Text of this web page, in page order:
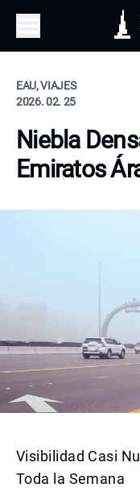
EAU, VIAJES
2026. 02. 25
Niebla
Emiratos
Visibilidad Casi
Toda la Semana